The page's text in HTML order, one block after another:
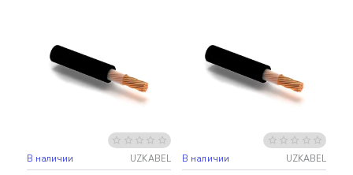
Бестселлер
В наличии UZKABEL В наличии UZKABEL